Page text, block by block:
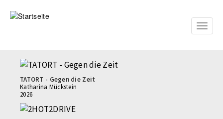
zum
Toggle
TATORT - Gegen die Zeit
Katharina Mückstein
2026